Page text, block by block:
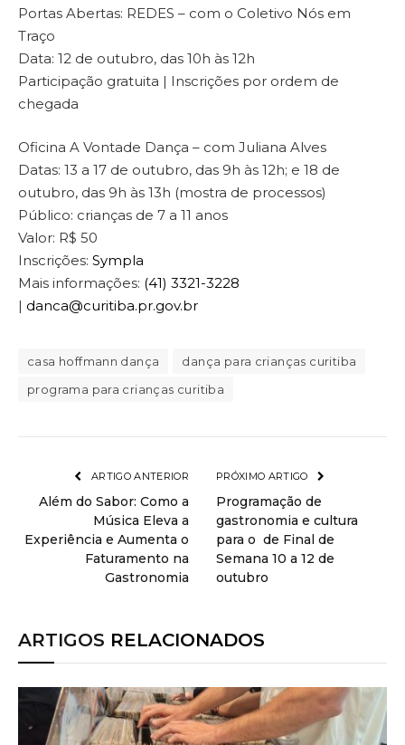
Portas Abertas: REDES – com o Coletivo Nós em
Traço
Data: 12 de outubro, das 10h às 12h
Participação gratuita | Inscrições por ordem de
chegada
Oficina A Vontade Dança – com Juliana Alves
Datas: 13 a 17 de outubro, das 9h às 12h; e 18 de
outubro, das 9h às 13h (mostra de processos)
Público: crianças de 7 a 11 anos
Valor: R$ 50
Inscrições: Sympla
Mais informações: (41) 3321-3228
| danca@curitiba.pr.gov.br
casa hoffmann dança
dança para crianças curitiba
programa para crianças curitiba
ARTIGO ANTERIOR
Além do Sabor: Como a
Música Eleva a
Experiência e Aumenta o
Faturamento na
Gastronomia
PRÓXIMO ARTIGO
Programação de
gastronomia e cultura
para o de Final de
Semana 10 a 12 de
outubro
ARTIGOS RELACIONADOS